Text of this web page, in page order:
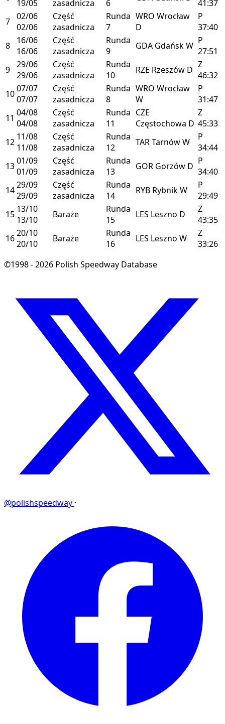
19/05
zasadnicza
6
41:37
7 02/06
02/06
Część
zasadnicza
Runda
7
WRO Wrocław
D
P
37:40
8
16/06
16/06
Część
zasadnicza
Runda
9
GDA GdańskW P
27:51
9 29/06
29/06
Część
zasadnicza
Runda
10
RZE Rzeszów D Z
46:32
1007/07
07/07
Część
zasadnicza
Runda
8
WRO Wrocław
W
P
31:47
11 04/08
04/08
Część
zasadnicza
Runda
11
CZE
Częstochowa D
Z
45:33
12 11/08
11/08
Część
zasadnicza
Runda
12
TARTarnówW
P
34:44
1301/09
01/09
Część
zasadnicza
Runda
13
GOR Gorzów D P
34:40
1429/09
29/09
Część
zasadnicza
Runda
14
RYB RybnikW
P
29:49
15 13/10
13/10
Baraże
Runda
15
LES Leszno D
Z
43:35
1620/10
20/10
Baraże
Runda
16
LES Leszno W
Z
33:26
©1998 - 2026 Polish Speedway Database
@polishspeedway ·